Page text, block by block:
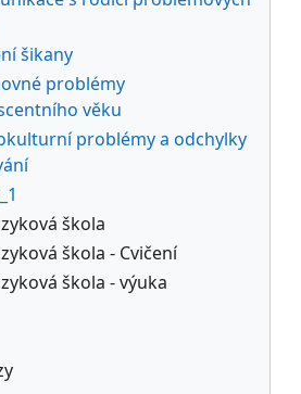
šikany
problémy
věku
problémy a odchylky
škola
škola - Cvičení
škola - výuka